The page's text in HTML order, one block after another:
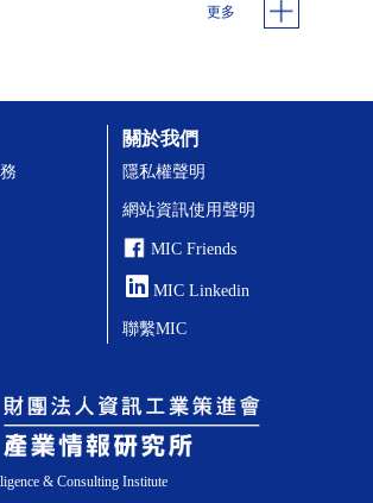
更多
& Consulting Institute
關於我們
隱私權聲明
網站資訊使用聲明
MIC Friends
MIC Linkedin
聯繫MIC